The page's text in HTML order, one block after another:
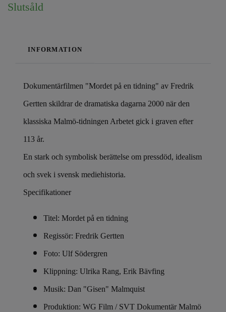
Slutsåld
INFORMATION
Dokumentärfilmen "Mordet på en tidning" av Fredrik
Gertten skildrar de dramatiska dagarna 2000 när den
klassiska Malmö-tidningen Arbetet gick i graven efter
113 år.
En stark och symbolisk berättelse om pressdöd, idealism
och svek i svensk mediehistoria.
Specifikationer
Titel: Mordet på en tidning
Regissör: Fredrik Gertten
Foto: Ulf Södergren
Klippning: Ulrika Rang, Erik Bävfing
Musik: Dan "Gisen" Malmquist
Produktion: WG Film / SVT Dokumentär Malmö